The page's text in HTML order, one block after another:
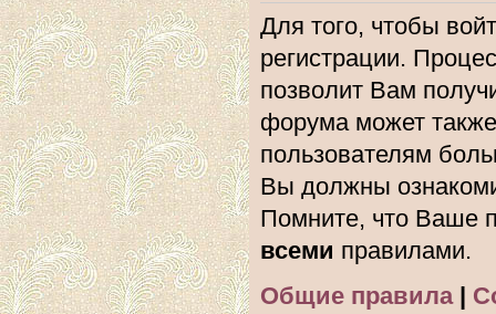
Для того, чтобы
регистрации.
позволит Вам
форума может
пользователям
Вы должны
Помните, что Ваше
всеми правилами.
Общие правила|